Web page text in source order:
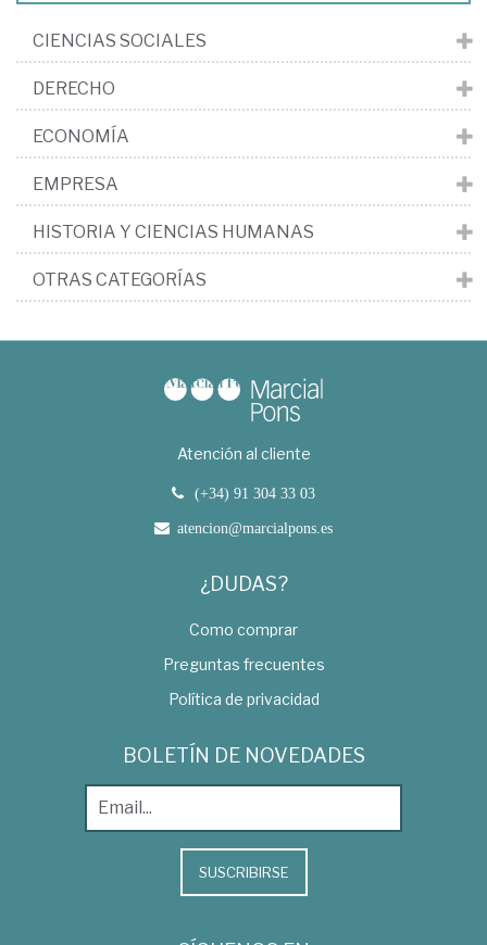
CIENCIAS SOCIALES
DERECHO
ECONOMÍA
EMPRESA
HISTORIA Y CIENCIAS HUMANAS
OTRAS CATEGORÍAS
Atención al cliente
(+34) 91 304 33 03
atencion@marcialpons.es
¿DUDAS?
Como comprar
Preguntas frecuentes
Política de privacidad
BOLETÍN DE NOVEDADES
SUSCRIBIRSE